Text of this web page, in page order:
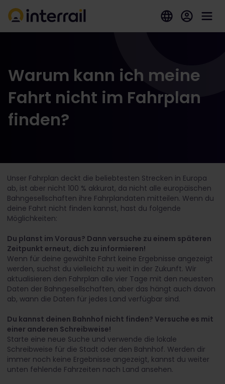
Warum kann ich meine
Fahrt nicht im Fahrplan
finden?
Unser Fahrplan deckt die beliebtesten Strecken in Europa
ab, ist aber nicht 100 % akkurat, da nicht alle europäischen
Bahngesellschaften ihre Fahrplandaten mitteilen. Wenn du
deine Fahrt nicht finden kannst, hast du folgende
Möglichkeiten:
Du planst im Voraus? Dann versuche zu einem späteren
Zeitpunkt erneut, dich zu informieren!
Wenn für deine gewählte Fahrt keine Ergebnisse angezeigt
werden, suchst du vielleicht zu weit in der Zukunft. Wir
aktualisieren den Fahrplan alle vier Tage mit den neuesten
Daten der Bahngesellschaften, aber das hängt auch davon
ab, wann die Daten für jedes Land verfügbar sind.
Du kannst deinen Bahnhof nicht finden? Versuche es mit
einer anderen Schreibweise!
Starte eine neue Suche und verwende die lokale
Schreibweise für die Stadt oder den Bahnhof. Werden dir
immer noch keine Ergebnisse angezeigt, kannst du weiter
unten fehlende Fahrzeiten nach Land ansehen.